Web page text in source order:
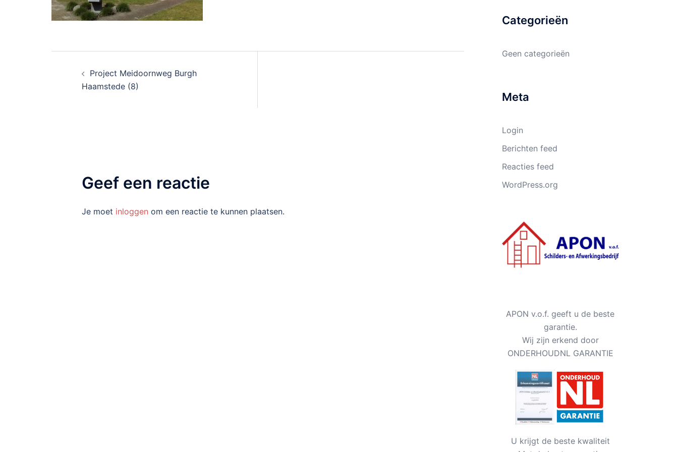
navigatie
Project Meidoornweg Burgh
Haamstede (8)
Geef een reactie
Je moet inloggen om een reactie te kunnen plaatsen.
Categorieën
Geen categorieën
Meta
Login
Berichten feed
Reacties feed
WordPress.org
APON v.o.f. geeft u de beste
garantie.
Wij zijn erkend door
ONDERHOUDNL GARANTIE
U krijgt de beste kwaliteit